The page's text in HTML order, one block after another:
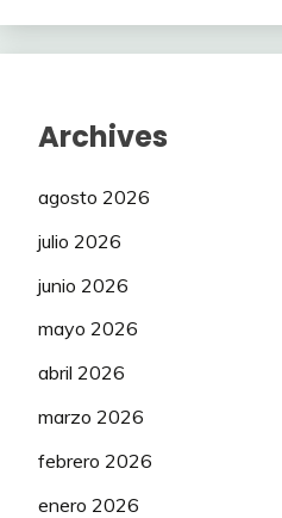
Archives
agosto 2026
julio 2026
junio 2026
mayo 2026
abril 2026
marzo 2026
febrero 2026
enero 2026